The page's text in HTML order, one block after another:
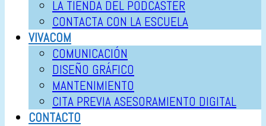
LA TIENDA DEL PODCASTER
CONTACTA CON LA ESCUELA
VIVACOM
COMUNICACIÓN
DISEÑO GRÁFICO
MANTENIMIENTO
CITA PREVIA ASESORAMIENTO DIGITAL
CONTACTO